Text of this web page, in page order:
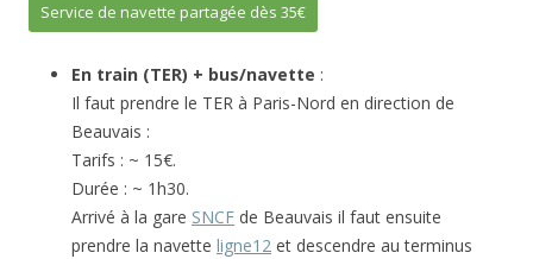
Service de navette partagée dès 35€
En train (TER) + bus/navette :
Il faut prendre le TER à Paris-Nord en direction de
Beauvais :
Tarifs : ~ 15€.
Durée : ~ 1h30.
Arrivé à la gare SNCF de Beauvais il faut ensuite
prendre la navette ligne12 et descendre au terminus